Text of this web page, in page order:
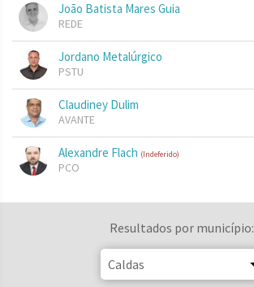
João Batista Mares Guia
REDE
Jordano Metalúrgico
PSTU
Claudiney Dulim
AVANTE
Alexandre Flach (Indeferido)
PCO
Resultados por município: